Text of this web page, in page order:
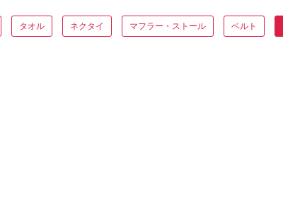
タオル ネクタイ マフラー・ストール ベルト